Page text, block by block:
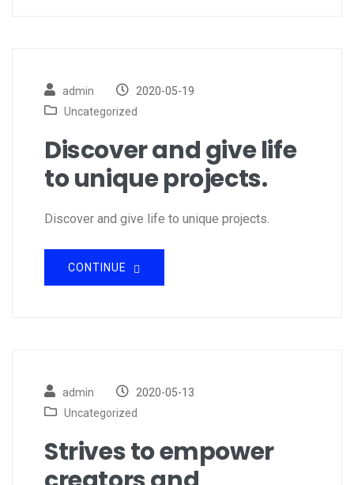
admin
2020-05-19
Uncategorized
Discover and give life
to unique projects.
Discover and give life to unique projects.
CONTINUE
admin
2020-05-13
Uncategorized
Strives to empower